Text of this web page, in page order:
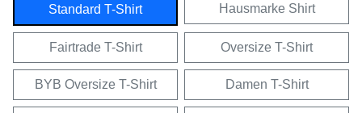
Standard T-Shirt Hausmarke Shirt
Fairtrade T-Shirt Oversize T-Shirt
BYB Oversize T-Shirt Damen T-Shirt